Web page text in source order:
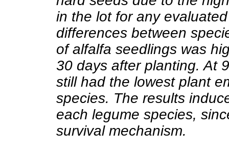
in the lot for any
differences between
of alfalfa seedlings was
30 days after planting. At
still had the lowest plant
species. The results
each legume species,
survival mechanism.